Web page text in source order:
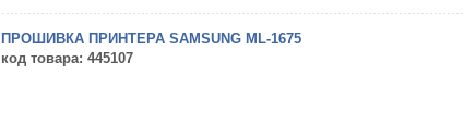
ПРОШИВКА ПРИНТЕРА SAMSUNG ML-1675
код товара: 445107